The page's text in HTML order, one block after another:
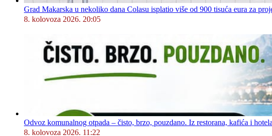
Grad Makarska u nekoliko dana Colasu isplatio više od 900 tisuća eura za
8. kolovoza 2026. 20:05
Odvoz komunalnog otpada – čisto, brzo, pouzdano. Iz restorana, kafića i hotela
8. kolovoza 2026. 11:22